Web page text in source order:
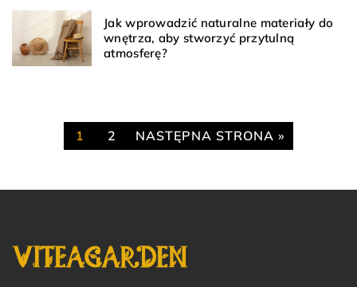
Jak wprowadzić naturalne materiały do
wnętrza, aby stworzyć przytulną
atmosferę?
1 2 NASTĘPNA STRONA »